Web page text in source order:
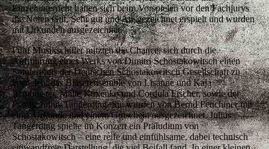
Einzelunterricht hatten sich beim Vorspielen vor den Fachjurys
die Noten Gut, Sehr gut und Ausgezeichnet erspielt und wurden
mit Urkunden ausgezeichnet.
Fünf Musikschüler nutzten die Chance, sich durch die
Aufführung eines Werks von Dimitri Schostakowitsch einen
Sonderpreis der Deutschen Schostakowitsch Gesellschaft zu
erspielen: das Bläserensemble von Lisanne und Kaja
Armbruster, Malte Kuxenko und Cordula Fischer, sowie der
Pianist Julius Tangerding. Sie wurden von Bernd Feuchtner mit
einer Urkunde und einem Gutschein ausgezeichnet. Julius
Tangerding spielte im Konzert ein Präludium von
Schostakowitsch – eine reife und einfühlsame, dabei technisch